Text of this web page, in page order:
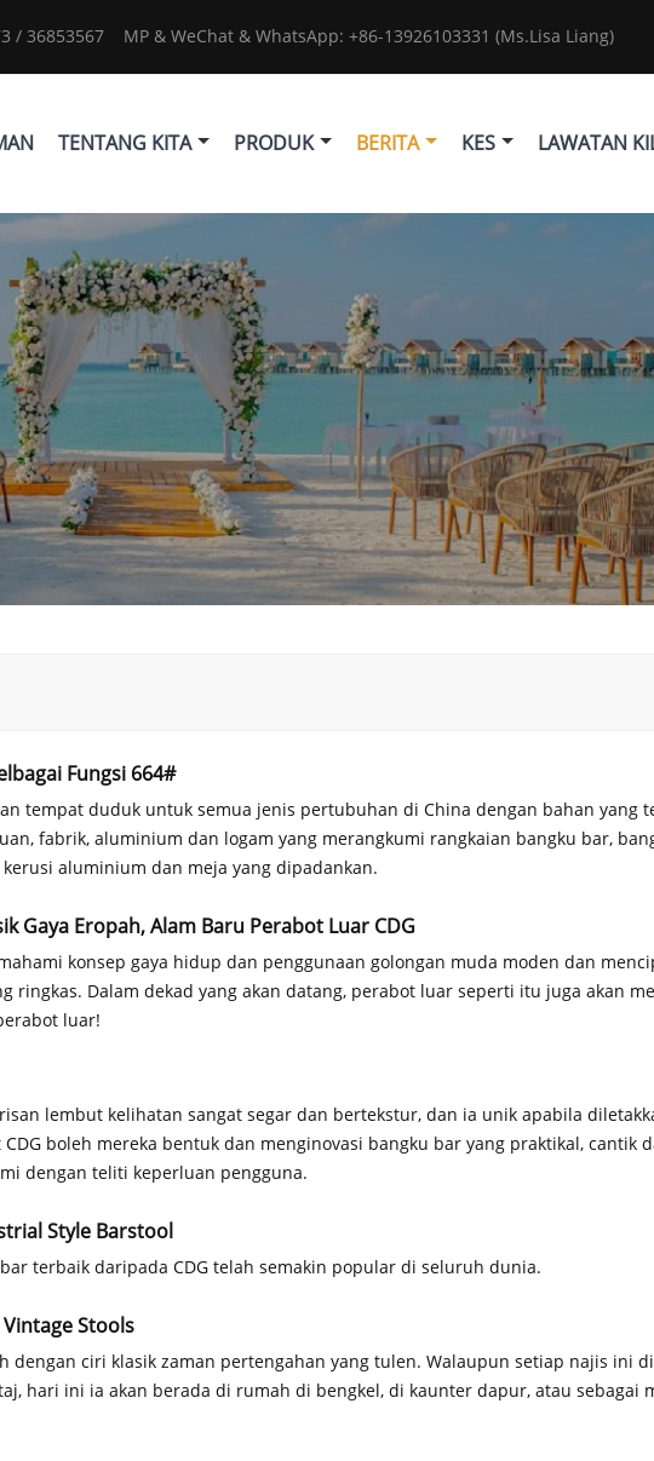
/ 36853567 MP & WeChat & WhatsApp: +86-13926103331 (Ms.Lisa Liang)
TENTANG KITA PRODUK BERITA KES LAWATAN
Fungsi 664#
tempat duduk untuk semua jenis pertubuhan di China dengan bahan yang
fabrik, aluminium dan logam yang merangkumi rangkaian bangku bar,
aluminium dan meja yang dipadankan.
Gaya Eropah, Alam Baru Perabot Luar CDG
konsep gaya hidup dan penggunaan golongan muda moden dan
ringkas. Dalam dekad yang akan datang, perabot luar seperti itu juga akan
luar!
lembut kelihatan sangat segar dan bertekstur, dan ia unik apabila
CDG boleh mereka bentuk dan menginovasi bangku bar yang praktikal, cantik
dengan teliti keperluan pengguna.
Style Barstool
terbaik daripada CDG telah semakin popular di seluruh dunia.
Stools
dengan ciri klasik zaman pertengahan yang tulen. Walaupun setiap najis ini
hari ini ia akan berada di rumah di bengkel, di kaunter dapur, atau sebagai